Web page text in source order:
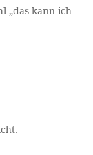
„das kann ich